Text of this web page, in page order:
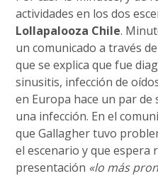
actividades en los dos
Lollapalooza Chile.
un comunicado a través
que se explica que fue
sinusitis, infección de
en Europa hace un par de
una infección. En el
que Gallagher tuvo
el escenario y que espera
presentación «lo más